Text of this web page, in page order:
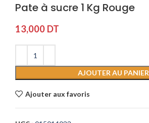
Pate à sucre 1 Kg Rouge
13,000 DT
AJOUTER AU PANIER
Ajouter aux favoris